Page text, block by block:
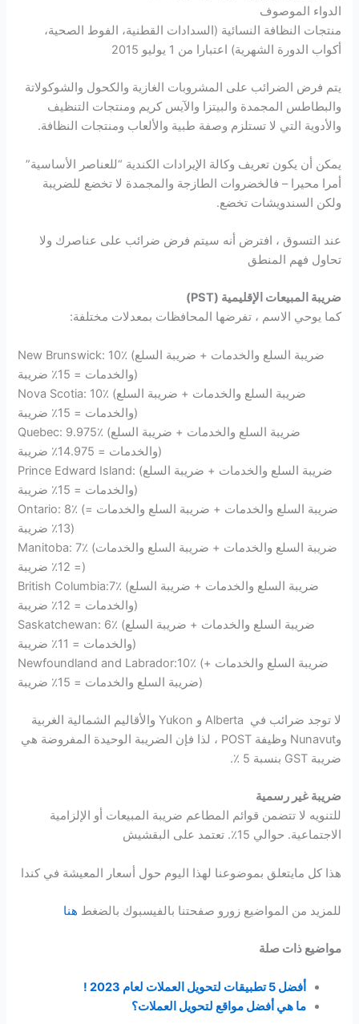
الدواء الموصوف
منتجات النظافة النسائية (السدادات القطنية، الفوط الصحية،
أكواب الدورة الشهرية) اعتبارا من 1 يوليو 2015
يتم فرض الضرائب على المشروبات الغازية والكحول والشوكولاتة
والبطاطس المجمدة والبيتزا والآيس كريم ومنتجات التنظيف
والأدوية التي لا تستلزم وصفة طبية والألعاب ومنتجات النظافة.
يمكن أن يكون تعريف وكالة الإيرادات الكندية “للعناصر الأساسية”
أمرا محيرا – فالخضروات الطازجة والمجمدة لا تخضع للضريبة
ولكن السندويشات تخضع.
عند التسوق ، افترض أنه سيتم فرض ضرائب على عناصرك ولا
تحاول فهم المنطق
ضريبة المبيعات الإقليمية (PST)
كما يوحي الاسم ، تفرضها المحافظات بمعدلات مختلفة:
New Brunswick: 10٪ (ضريبة السلع والخدمات + ضريبة السلع
والخدمات = 15٪ ضريبة)
Nova Scotia: 10٪ (ضريبة السلع والخدمات + ضريبة السلع
والخدمات = 15٪ ضريبة)
Quebec: 9.975٪ (ضريبة السلع والخدمات + ضريبة السلع
والخدمات = 14.975٪ ضريبة)
Prince Edward Island: (ضريبة السلع والخدمات + ضريبة السلع
والخدمات = 15٪ ضريبة)
Ontario: 8٪ (ضريبة السلع والخدمات + ضريبة السلع والخدمات =
13٪ ضريبة)
Manitoba: 7٪ (ضريبة السلع والخدمات + ضريبة السلع والخدمات
= 12٪ ضريبة)
British Columbia:7٪ (ضريبة السلع والخدمات + ضريبة السلع
والخدمات = 12٪ ضريبة)
Saskatchewan: 6٪ (ضريبة السلع والخدمات + ضريبة السلع
والخدمات = 11٪ ضريبة)
Newfoundland and Labrador:10٪ (ضريبة السلع والخدمات +
ضريبة السلع والخدمات = 15٪ ضريبة)
لا توجد ضرائب في Alberta و Yukon والأقاليم الشمالية الغربية
وNunavut وظيفة POST ، لذا فإن الضريبة الوحيدة المفروضة هي
ضريبة GST بنسبة 5 ٪.
ضريبة غير رسمية
للتنويه لا تتضمن قوائم المطاعم ضريبة المبيعات أو الإلزامية
الاجتماعية. حوالي 15٪. تعتمد على البقشيش
هذا كل مايتعلق بموضوعنا لهذا اليوم حول أسعار المعيشة في كندا
للمزيد من المواضيع زورو صفحتنا بالفيسبوك بالضغط هنا
مواضيع ذات صلة
أفضل 5 تطبيقات لتحويل العملات لعام 2023 !
ما هي أفضل مواقع لتحويل العملات؟